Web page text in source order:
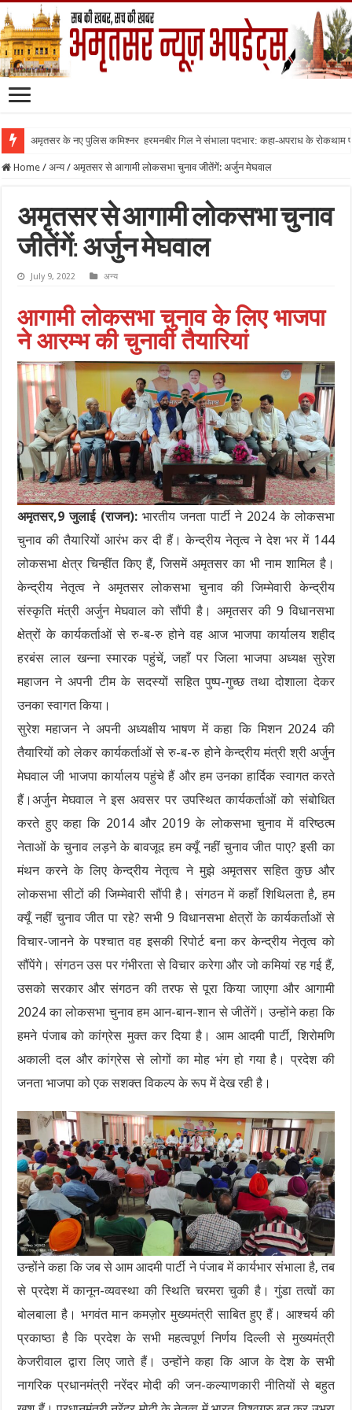
अमृतसर के नए पुलिस कमिश्नर हरमनबीर गिल ने संभाला पदभार: कहा-अपराध के रोकथाम
Home / अन्य / अमृतसर से आगामी लोकसभा चुनाव जीतेंगें: अर्जुन मेघवाल
अमृतसर से आगामी लोकसभा चुनाव
जीतेंगें: अर्जुन मेघवाल
July 9, 2022 अन्य
आगामी लोकसभा चुनाव के लिए भाजपा
ने आरम्भ की चुनावी तैयारियां
अमृतसर,9 जुलाई (राजन): भारतीय जनता पार्टी ने 2024 के लोकसभा
चुनाव की तैयारियों आरंभ कर दी हैं। केन्द्रीय नेतृत्व ने देश भर में 144
लोकसभा क्षेत्र चिन्हींत किए हैं, जिसमें अमृतसर का भी नाम शामिल है।
केन्द्रीय नेतृत्व ने अमृतसर लोकसभा चुनाव की जिम्मेवारी केन्द्रीय
संस्कृति मंत्री अर्जुन मेघवाल को सौंपी है। अमृतसर की 9 विधानसभा
क्षेत्रों के कार्यकर्ताओं से रु-ब-रु होने वह आज भाजपा कार्यालय शहीद
हरबंस लाल खन्ना स्मारक पहुंचें, जहाँ पर जिला भाजपा अध्यक्ष सुरेश
महाजन ने अपनी टीम के सदस्यों सहित पुष्प-गुच्छ तथा दोशाला देकर
उनका स्वागत किया।
सुरेश महाजन ने अपनी अध्यक्षीय भाषण में कहा कि मिशन 2024 की
तैयारियों को लेकर कार्यकर्ताओं से रु-ब-रु होने केन्द्रीय मंत्री श्री अर्जुन
मेघवाल जी भाजपा कार्यालय पहुंचे हैं और हम उनका हार्दिक स्वागत करते
हैं।अर्जुन मेघवाल ने इस अवसर पर उपस्थित कार्यकर्ताओं को संबोधित
करते हुए कहा कि 2014 और 2019 के लोकसभा चुनाव में वरिष्ठत्म
नेताओं के चुनाव लड़ने के बावजूद हम क्यूँ नहीं चुनाव जीत पाए? इसी का
मंथन करने के लिए केन्द्रीय नेतृत्व ने मुझे अमृतसर सहित कुछ और
लोकसभा सीटों की जिम्मेवारी सौंपी है। संगठन में कहाँ शिथिलता है, हम
क्यूँ नहीं चुनाव जीत पा रहे? सभी 9 विधानसभा क्षेत्रों के कार्यकर्ताओं से
विचार-जानने के पश्चात वह इसकी रिपोर्ट बना कर केन्द्रीय नेतृत्व को
सौंपेंगे। संगठन उस पर गंभीरता से विचार करेगा और जो कमियां रह गई हैं,
उसको सरकार और संगठन की तरफ से पूरा किया जाएगा और आगामी
2024 का लोकसभा चुनाव हम आन-बान-शान से जीतेंगें। उन्होंने कहा कि
हमने पंजाब को कांग्रेस मुक्त कर दिया है। आम आदमी पार्टी, शिरोमणि
अकाली दल और कांग्रेस से लोगों का मोह भंग हो गया है। प्रदेश की
जनता भाजपा को एक सशक्त विकल्प के रूप में देख रही है।
उन्होंने कहा कि जब से आम आदमी पार्टी ने पंजाब में कार्यभार संभाला है, तब
से प्रदेश में कानून-व्यवस्था की स्थिति चरमरा चुकी है। गुंडा तत्वों का
बोलबाला है। भगवंत मान कमज़ोर मुख्यमंत्री साबित हुए हैं। आश्चर्य की
प्रकाष्ठा है कि प्रदेश के सभी महत्वपूर्ण निर्णय दिल्ली से मुख्यमंत्री
केजरीवाल द्वारा लिए जाते हैं। उन्होंने कहा कि आज के देश के सभी
नागरिक प्रधानमंत्री नरेंदर मोदी की जन-कल्याणकारी नीतियों से बहुत